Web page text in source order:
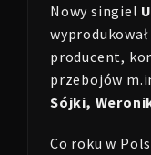
Nowy singiel
wyprodukował
producent,
przebojów
Sójki,
Co roku w